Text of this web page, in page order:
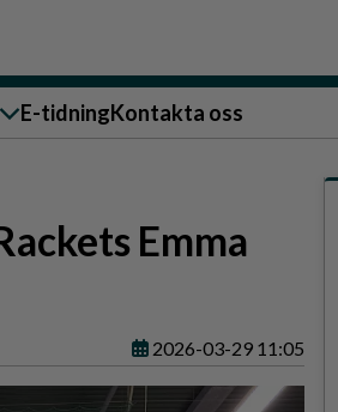
E-tidningKontakta oss
Emma
2026-03-29 11:05